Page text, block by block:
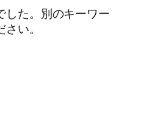
した。別のキーワー
い。